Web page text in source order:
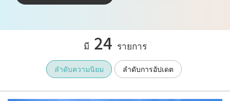
มี 24 รายการ
ลำดับความนิยม ลำดับการอัปเดต